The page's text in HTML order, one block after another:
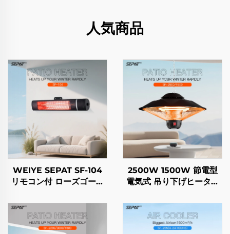
人気商品
WEIYE SEPAT SF-104
リモコン付 ローズゴール
ティーメッシュ アルミニ
ウム合金ボディヒーター
IP65
2500W 1500W 節電型
電気式 吊り下げヒーター
バー加熱 インテリジェン
ト リモコン IP44